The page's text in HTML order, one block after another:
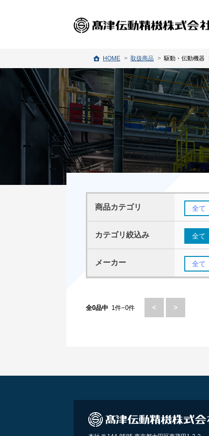
HOME 取扱商品 駆動・伝動機器
商品カテゴリ 全て
カテゴリ絞込み 全て
メーカー 全て
全0品中 1件−0件 < >